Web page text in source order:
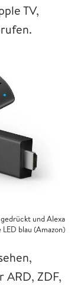
TV,
und Alexa
blau (Amazon)
ZDF,